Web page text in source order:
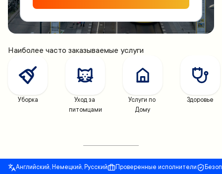
Наиболее часто заказываемые услуги
Уборка
Уход за
питомцами
Услуги по
Дому
Здоровье
Английский, Немецкий, Русский Проверенные исполнители